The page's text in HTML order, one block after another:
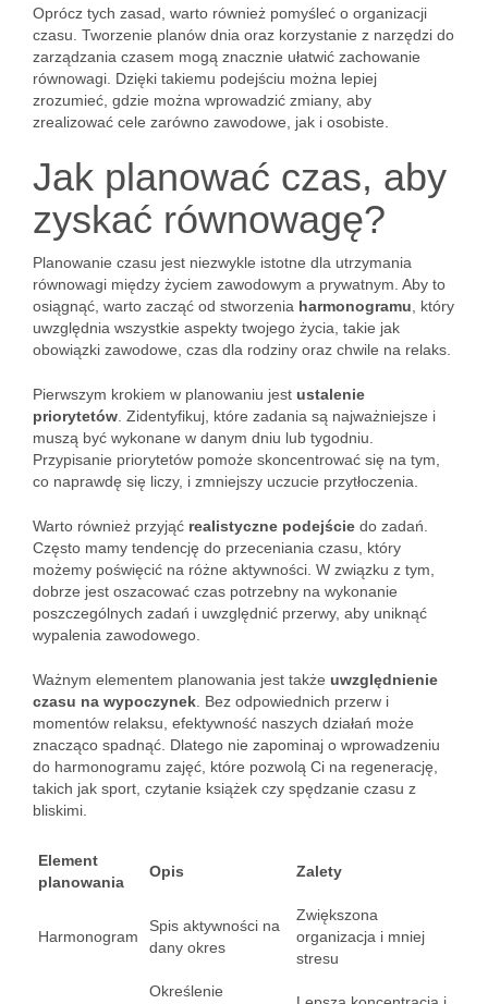
Oprócz tych zasad, warto również pomyśleć o organizacji
czasu. Tworzenie planów dnia oraz korzystanie z narzędzi do
zarządzania czasem mogą znacznie ułatwić zachowanie
równowagi. Dzięki takiemu podejściu można lepiej
zrozumieć, gdzie można wprowadzić zmiany, aby
zrealizować cele zarówno zawodowe, jak i osobiste.
Jak planować czas, aby
zyskać równowagę?
Planowanie czasu jest niezwykle istotne dla utrzymania
równowagi między życiem zawodowym a prywatnym. Aby to
osiągnąć, warto zacząć od stworzenia harmonogramu , który
uwzględnia wszystkie aspekty twojego życia, takie jak
obowiązki zawodowe, czas dla rodziny oraz chwile na relaks.
Pierwszym krokiem w planowaniu jest ustalenie
priorytetów . Zidentyfikuj, które zadania są najważniejsze i
muszą być wykonane w danym dniu lub tygodniu.
Przypisanie priorytetów pomoże skoncentrować się na tym,
co naprawdę się liczy, i zmniejszy uczucie przytłoczenia.
Warto również przyjąć realistyczne podejście do zadań.
Często mamy tendencję do przeceniania czasu, który
możemy poświęcić na różne aktywności. W związku z tym,
dobrze jest oszacować czas potrzebny na wykonanie
poszczególnych zadań i uwzględnić przerwy, aby uniknąć
wypalenia zawodowego.
Ważnym elementem planowania jest także uwzględnienie
czasu na wypoczynek . Bez odpowiednich przerw i
momentów relaksu, efektywność naszych działań może
znacząco spadnąć. Dlatego nie zapominaj o wprowadzeniu
do harmonogramu zajęć, które pozwolą Ci na regenerację,
takich jak sport, czytanie książek czy spędzanie czasu z
bliskimi.
Element
planowania
Opis Zalety
Harmonogram
Spis aktywności na
dany okres
Zwiększona
organizacja i mniej
stresu
Określenie